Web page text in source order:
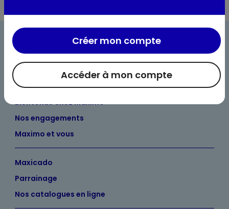
Bienvenue chez Maximo
Nos engagements
Maximo et vous
Maxicado
Parrainage
Nos catalogues en ligne
Accéder à mon compte
Créer mon compte